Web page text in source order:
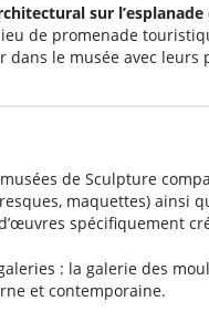
sur l’esplanade
de promenade
le musée avec leurs
de Sculpture
maquettes) ainsi
spécifiquement
: la galerie des
et contemporaine.